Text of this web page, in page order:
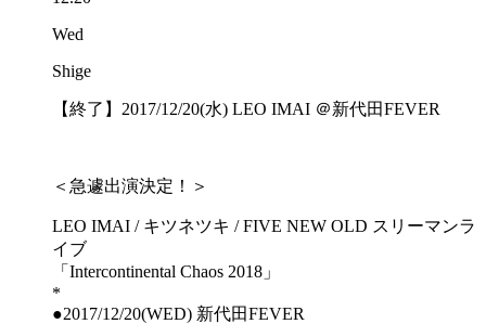
Wed
Shige
【終了】2017/12/20(水) LEO IMAI ＠新代田FEVER
＜急遽出演決定！＞
LEO IMAI / キツネツキ / FIVE NEW OLD スリーマンラ
イブ
「Intercontinental Chaos 2018」
*
●2017/12/20(WED) 新代田FEVER